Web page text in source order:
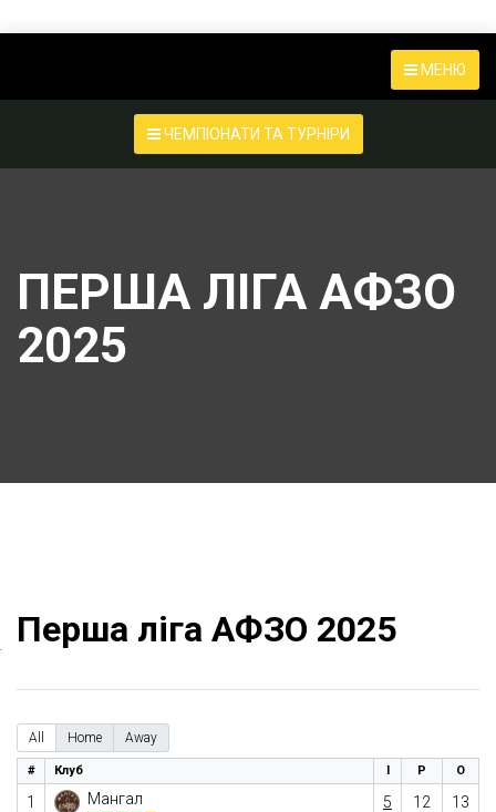
МЕНЮ
ЧЕМПІОНАТИ ТА ТУРНІРИ
ПЕРША ЛІГА АФЗО
2025
Перша ліга АФЗО 2025
All Home Away
# Клуб І Р О
1 Мангал 5 12 13